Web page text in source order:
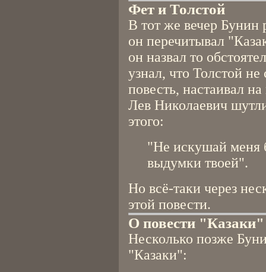
Фет и Толстой
В тот же вечер Бунин
он перечитывал
он назвал то
узнал, что Толстой не
повесть, настаивал
Лев Николаевич
этого:
"Не искушай меня
выдумки твоей".
Но всё-таки через
этой повести.
О повести "Казаки"
Несколько позже
"Казаки":